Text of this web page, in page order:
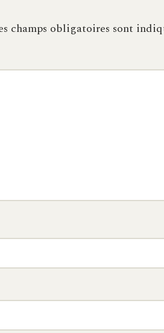
champs obligatoires sont